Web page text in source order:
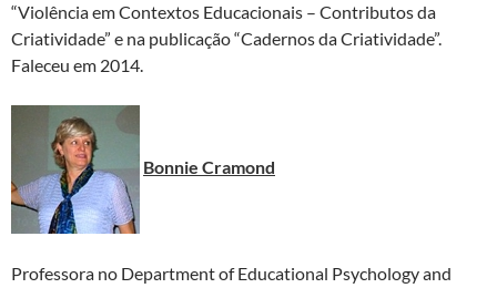
“Violência em Contextos Educacionais – Contributos da
Criatividade” e na publicação “Cadernos da Criatividade”.
Faleceu em 2014.
Bonnie Cramond
Professora no Department of Educational Psychology and